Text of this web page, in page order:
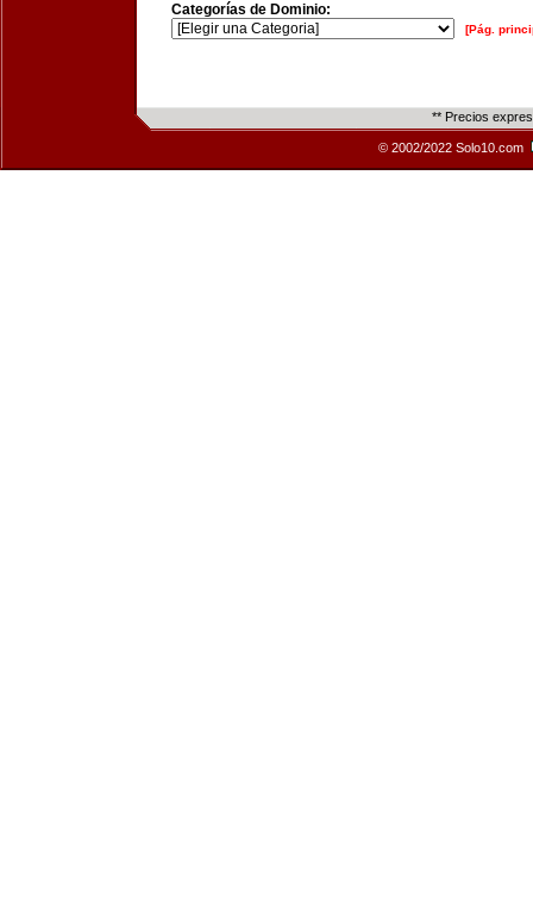
Categorías de Dominio:
[Pág.
** Precios
© 2002/2022 Solo10.com